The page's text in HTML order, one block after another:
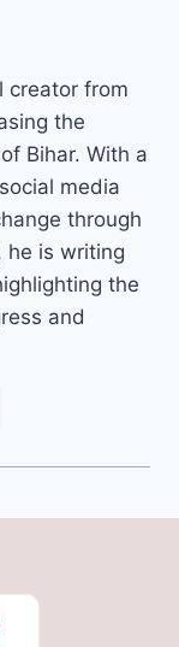
creator from
the
Bihar. With a
media
through
he is writing
the
and